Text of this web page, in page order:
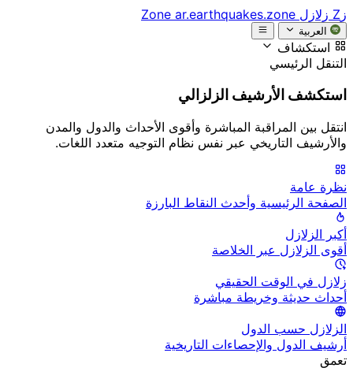
زZ زلازل Zone ar.earthquakes.zone
العربية
استكشاف
التنقل الرئيسي
استكشف الأرشيف الزلزالي
انتقل بين المراقبة المباشرة وأقوى الأحداث والدول والمدن
والأرشيف التاريخي عبر نفس نظام التوجيه متعدد اللغات.
نظرة عامة
الصفحة الرئيسية وأحدث النقاط البارزة
أكبر الزلازل
أقوى الزلازل عبر الخلاصة
زلازل في الوقت الحقيقي
أحداث حديثة وخريطة مباشرة
الزلازل حسب الدول
أرشيف الدول والإحصاءات التاريخية
تعمق